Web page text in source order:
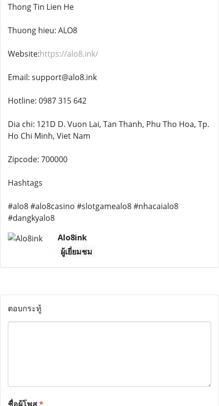
Thong Tin Lien He
Thuong hieu: ALO8
Website:https://alo8.ink/
Email: support@alo8.ink
Hotline: 0987 315 642
Dia chi: 121D D. Vuon Lai, Tan Thanh, Phu Tho Hoa, Tp.
Ho Chi Minh, Viet Nam
Zipcode: 700000
Hashtags
#alo8 #alo8casino #slotgamealo8 #nhacaialo8
#dangkyalo8
Alo8ink
ผู้เยี่ยมชม
ตอบกระทู้